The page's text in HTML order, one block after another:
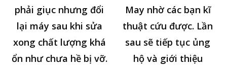
phải giục nhưng đổi
lại máy sau khi sửa
xong chất lượng khá
ổn như chưa hề bị vỡ.
May nhờ các bạn kĩ
thuật cứu được. Lần
sau sẽ tiếp tục ủng
hộ và giới thiệu